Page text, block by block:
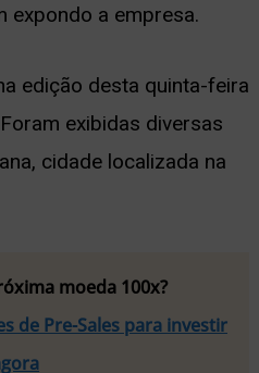
expondo a empresa.
edição desta quinta-feira
exibidas diversas
cidade localizada na
moeda 100x?
de Pre-Sales para investir